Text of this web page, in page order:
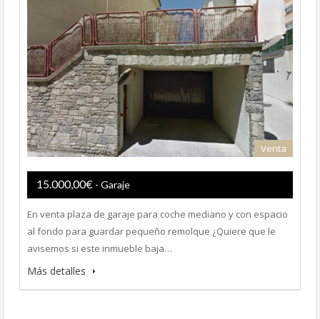
Venta
15.000,00€ - Garaje
En venta plaza de garaje para coche mediano y con espacio
al fondo para guardar pequeño remolque ¿Quiere que le
avisemos si este inmueble baja…
Más detalles